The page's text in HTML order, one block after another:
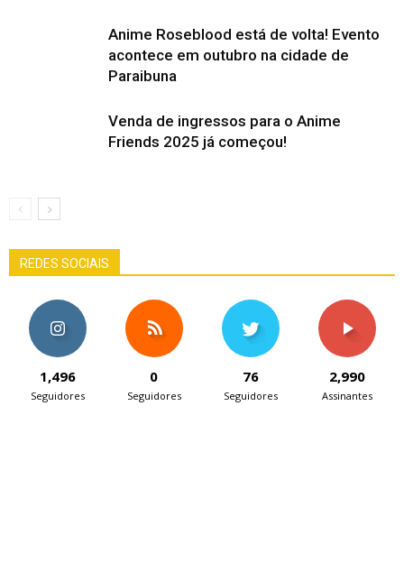
Anime Roseblood está de volta! Evento
acontece em outubro na cidade de
Paraibuna
Venda de ingressos para o Anime
Friends 2025 já começou!
REDES SOCIAIS
1,496
Seguidores
0
Seguidores
76
Seguidores
2,990
Assinantes